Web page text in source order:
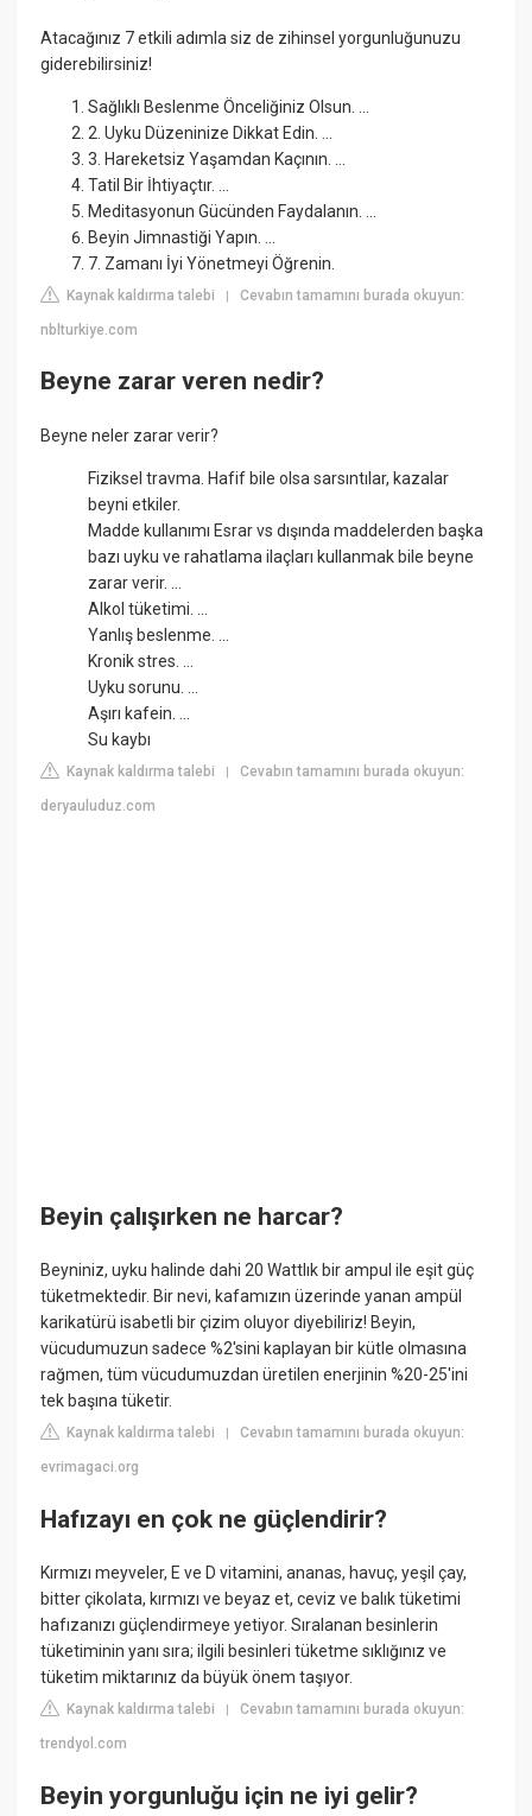
Atacağınız 7 etkili adımla siz de zihinsel yorgunluğunuzu
giderebilirsiniz!
Sağlıklı Beslenme Önceliğiniz Olsun. ...
2. Uyku Düzeninize Dikkat Edin. ...
3. Hareketsiz Yaşamdan Kaçının. ...
Tatil Bir İhtiyaçtır. ...
Meditasyonun Gücünden Faydalanın. ...
Beyin Jimnastiği Yapın. ...
7. Zamanı İyi Yönetmeyi Öğrenin.
Kaynak kaldırma talebi |Cevabın tamamını burada okuyun:
nblturkiye.com
Beyne zarar veren nedir?
Beyne neler zarar verir?
Fiziksel travma. Hafif bile olsa sarsıntılar, kazalar
beyni etkiler.
Madde kullanımı Esrar vs dışında maddelerden başka
bazı uyku ve rahatlama ilaçları kullanmak bile beyne
zarar verir. ...
Alkol tüketimi. ...
Yanlış beslenme. ...
Kronik stres. ...
Uyku sorunu. ...
Aşırı kafein. ...
Su kaybı
Kaynak kaldırma talebi |Cevabın tamamını burada okuyun:
deryauluduz.com
Beyin çalışırken ne harcar?
Beyniniz, uyku halinde dahi 20 Wattlık bir ampul ile eşit güç
tüketmektedir. Bir nevi, kafamızın üzerinde yanan ampül
karikatürü isabetli bir çizim oluyor diyebiliriz! Beyin,
vücudumuzun sadece %2'sini kaplayan bir kütle olmasına
rağmen, tüm vücudumuzdan üretilen enerjinin %20-25'ini
tek başına tüketir.
Kaynak kaldırma talebi |Cevabın tamamını burada okuyun:
evrimagaci.org
Hafızayı en çok ne güçlendirir?
Kırmızı meyveler, E ve D vitamini, ananas, havuç, yeşil çay,
bitter çikolata, kırmızı ve beyaz et, ceviz ve balık tüketimi
hafızanızı güçlendirmeye yetiyor. Sıralanan besinlerin
tüketiminin yanı sıra; ilgili besinleri tüketme sıklığınız ve
tüketim miktarınız da büyük önem taşıyor.
Kaynak kaldırma talebi |Cevabın tamamını burada okuyun:
trendyol.com
Beyin yorgunluğu için ne iyi gelir?